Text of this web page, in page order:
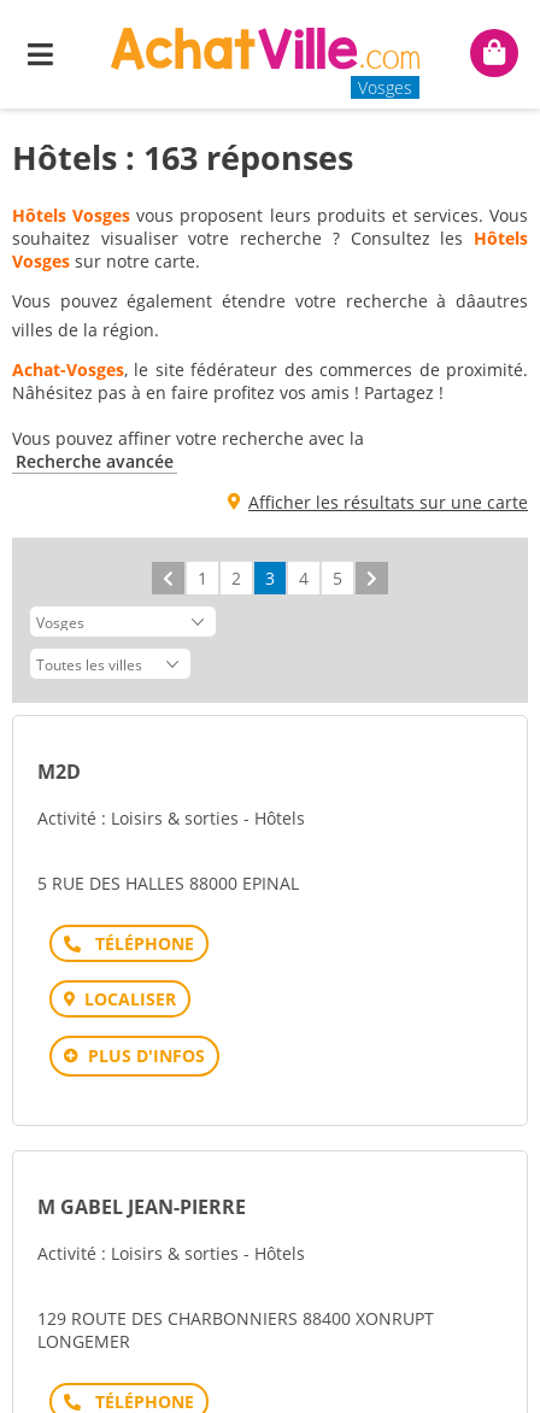
Menu
Vosges
Mon
Hôtels : 163 réponses
Hôtels Vosges vous proposent leurs produits et services. Vous
souhaitez visualiser votre recherche ? Consultez les Hôtels
Vosges sur notre carte.
Vous pouvez également étendre votre recherche à dâautres
villes de la région.
Achat-Vosges, le site fédérateur des commerces de proximité.
Nâhésitez pas à en faire profitez vos amis ! Partagez !
Vous pouvez affiner votre recherche avec la
Recherche avancée
Afficher les résultats sur une carte
Précédent
1 2 3 4 5
M2D
Activité : Loisirs & sorties - Hôtels
5 RUE DES HALLES 88000 EPINAL
Téléphone
LOCALISER
PLUS D'INFOS
M GABEL JEAN-PIERRE
Activité : Loisirs & sorties - Hôtels
129 ROUTE DES CHARBONNIERS 88400 XONRUPT
LONGEMER
Téléphone